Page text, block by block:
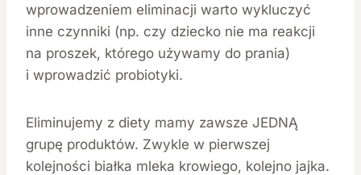
wprowadzeniem eliminacji warto wykluczyć
inne czynniki (np. czy dziecko nie ma reakcji
na proszek, którego używamy do prania)
i wprowadzić probiotyki.
Eliminujemy z diety mamy zawsze JEDNĄ
grupę produktów. Zwykle w pierwszej
kolejności białka mleka krowiego, kolejno jajka.